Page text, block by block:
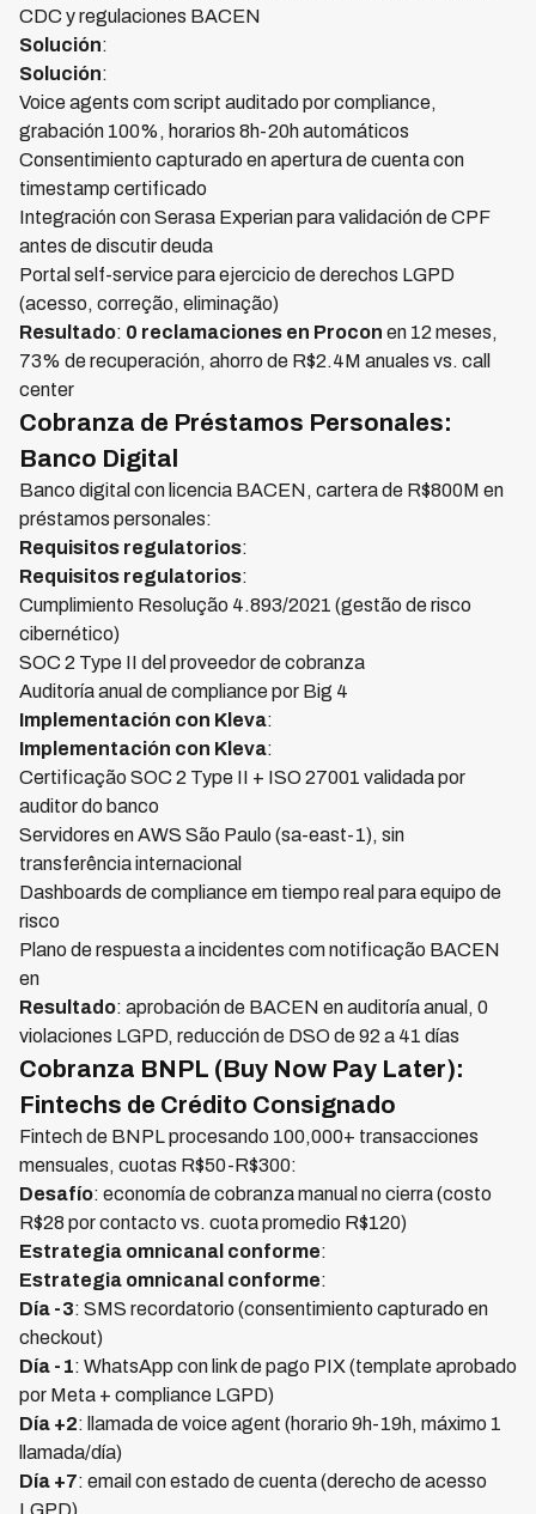
CDC y regulaciones BACEN
Solución:
Solución:
Voice agents com script auditado por compliance,
grabación 100%, horarios 8h-20h automáticos
Consentimiento capturado en apertura de cuenta con
timestamp certificado
Integración con Serasa Experian para validación de CPF
antes de discutir deuda
Portal self-service para ejercicio de derechos LGPD
(acesso, correção, eliminação)
Resultado: 0 reclamaciones en Procon en 12 meses,
73% de recuperación, ahorro de R$2.4M anuales vs. call
center
Cobranza de Préstamos Personales:
Banco Digital
Banco digital con licencia BACEN, cartera de R$800M en
préstamos personales:
Requisitos regulatorios:
Requisitos regulatorios:
Cumplimiento Resolução 4.893/2021 (gestão de risco
cibernético)
SOC 2 Type II del proveedor de cobranza
Auditoría anual de compliance por Big 4
Implementación con Kleva:
Implementación con Kleva:
Certificação SOC 2 Type II + ISO 27001 validada por
auditor do banco
Servidores en AWS São Paulo (sa-east-1), sin
transferência internacional
Dashboards de compliance em tiempo real para equipo de
risco
Plano de respuesta a incidentes com notificação BACEN
en
Resultado: aprobación de BACEN en auditoría anual, 0
violaciones LGPD, reducción de DSO de 92 a 41 días
Cobranza BNPL (Buy Now Pay Later):
Fintechs de Crédito Consignado
Fintech de BNPL procesando 100,000+ transacciones
mensuales, cuotas R$50-R$300:
Desafío: economía de cobranza manual no cierra (costo
R$28 por contacto vs. cuota promedio R$120)
Estrategia omnicanal conforme:
Estrategia omnicanal conforme:
Día -3: SMS recordatorio (consentimiento capturado en
checkout)
Día -1: WhatsApp con link de pago PIX (template aprobado
por Meta + compliance LGPD)
Día +2: llamada de voice agent (horario 9h-19h, máximo 1
llamada/día)
Día +7: email con estado de cuenta (derecho de acesso